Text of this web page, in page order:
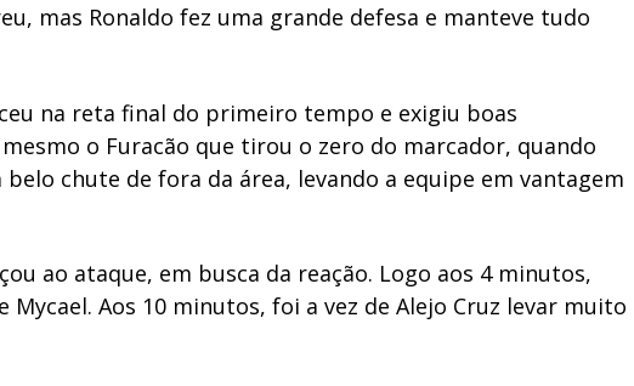
mas Ronaldo fez uma grande defesa e manteve tudo
na reta final do primeiro tempo e exigiu boas
o Furacão que tirou o zero do marcador, quando
chute de fora da área, levando a equipe em vantagem
ao ataque, em busca da reação. Logo aos 4 minutos,
Aos 10 minutos, foi a vez de Alejo Cruz levar muito